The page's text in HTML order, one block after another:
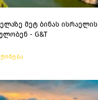
მეტ ბინას ისრაელის
- G&T